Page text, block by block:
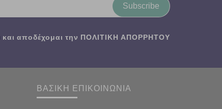
Subscribe
αποδέχομαι την ΠΟΛΙΤΙΚΗ ΑΠΟΡΡΗΤΟΥ
ΒΑΣΙΚΗ ΕΠΙΚΟΙΝΩΝΙΑ